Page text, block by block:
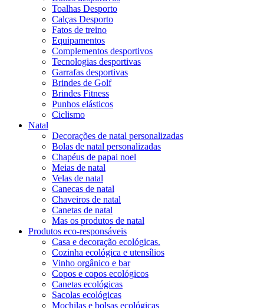
Toalhas Desporto
Calças Desporto
Fatos de treino
Equipamentos
Complementos desportivos
Tecnologias desportivas
Garrafas desportivas
Brindes de Golf
Brindes Fitness
Punhos elásticos
Ciclismo
Natal
Decorações de natal personalizadas
Bolas de natal personalizadas
Chapéus de papai noel
Meias de natal
Velas de natal
Canecas de natal
Chaveiros de natal
Canetas de natal
Mas os produtos de natal
Produtos eco-responsáveis
Casa e decoração ecológicas.
Cozinha ecológica e utensílios
Vinho orgânico e bar
Copos e copos ecológicos
Canetas ecológicas
Sacolas ecológicas
Mochilas e bolsas ecológicas